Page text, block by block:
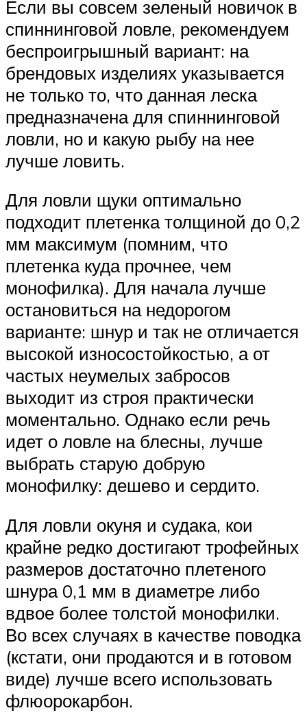
Если вы совсем зеленый новичок в
спиннинговой ловле, рекомендуем
беспроигрышный вариант: на
брендовых изделиях указывается
не только то, что данная леска
предназначена для спиннинговой
ловли, но и какую рыбу на нее
лучше ловить.
Для ловли щуки оптимально
подходит плетенка толщиной до 0,2
мм максимум (помним, что
плетенка куда прочнее, чем
монофилка). Для начала лучше
остановиться на недорогом
варианте: шнур и так не отличается
высокой износостойкостью, а от
частых неумелых забросов
выходит из строя практически
моментально. Однако если речь
идет о ловле на блесны, лучше
выбрать старую добрую
монофилку: дешево и сердито.
Для ловли окуня и судака, кои
крайне редко достигают трофейных
размеров достаточно плетеного
шнура 0,1 мм в диаметре либо
вдвое более толстой монофилки.
Во всех случаях в качестве поводка
(кстати, они продаются и в готовом
виде) лучше всего использовать
флюорокарбон.